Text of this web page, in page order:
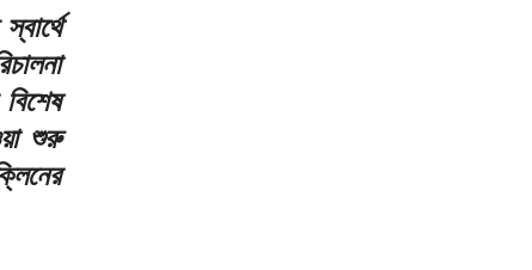
শুরু